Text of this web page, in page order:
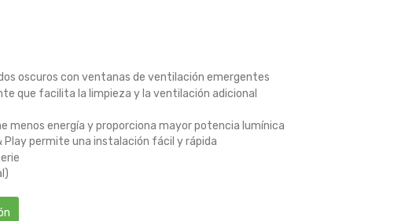
oscuros con ventanas de ventilación emergentes
que facilita la limpieza y la ventilación adicional
menos energía y proporciona mayor potencia lumínica
Play permite una instalación fácil y rápida